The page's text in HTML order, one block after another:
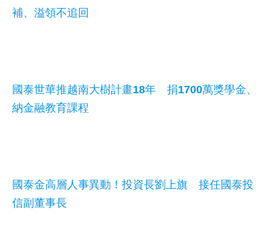
補、溢領不追回
國泰世華推越南大樹計畫18年 捐1700萬獎學金、
納金融教育課程
國泰金高層人事異動！投資長劉上旗 接任國泰投
信副董事長